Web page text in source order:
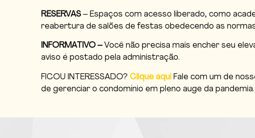
RESERVAS– Espaços com acesso liberado, como
reabertura de salões de festas obedecendo as
INFORMATIVO – Você não precisa mais encher seu
aviso é postado pela administração.
FICOU INTERESSADO? Clique aqui Fale com um de
de gerenciar o condomínio em pleno auge da pandemia.